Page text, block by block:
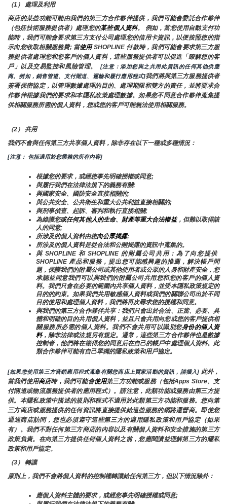
（1） 處理及利用
商店的某些功能可能由我們的第三方合作夥伴提供，我們可能會委託合作夥伴
（包括技術服務提供者）處理您的某些個人資料。 例如，當您使用自動支付功
能時，我們可能會要求第三方支付公司處理您的信用卡資訊，以便按照您的指
示向您收取相關服務費; 當使用 SHOPLINE 付款時，我們可能會要求第三方服
務提供者處理您和您客戶的個人資料，這些服務提供者可以促進「瞭解您的客
戶」以及交易監控和風險管理。
[注意：添加您與之共用此資訊的任何其他供應
商。例如，銷售管道、支付閘道、運輸和履行應用程式]我們將與第三方服務提供者
簽署保密協定，以管理數據處理的目的、處理期限和雙方的責任，並將要求合
作夥伴根據我們的要求和本隱私政策處理數據。如果您不同意合作夥伴蒐集提
供相關服務所需的個人資料，您或您的客戶可能無法使用相關服務。
（2） 共用
我們不會與任何第三方共享個人資料，除非存在以下一種或多種情況：
[注意： 包括適用於您業務的所有內容]
根據您的要求，或經您事先明確授權或同意;
與履行我們在法律法規下的義務有關;
與國家安全、國防安全直接相關的;
與公共安全、公共衛生和重大公共利益直接相關的;
與刑事偵查、起訴、審判和執行直接相關;
為維護您或任何其他人的生命、財產等重大合法權益，但難以取得該
人的同意;
所涉及的個人資料由您向公眾揭露;
所涉及的個人資料是從合法和公開揭露的資訊中蒐集的。
與 SHOPLINE 和 SHOPLINE 的附屬公司共用：為了向您提供
SHOPLINE 產品和服務，提出您可能感興趣的推薦，解決帳戶問
題，保護我們的附屬公司或其他使用者或公眾的人身和財產安全，您
承認並同意我們可以與我們的附屬公司共用您和您的客戶的個人資
料。我們只會在必要的範圍內共享個人資料，並受本隱私政策規定的
目的的約束。如果我們共用敏感個人資料或我們的關聯公司出於不同
目的使用和處理個人資料，我們將再次尋求您的授權和同意。
與我們的第三方合作夥伴共享：我們只會出於合法、正當、必要、具
體和明確的目的共用個人資料，並且只會共用向您或您的客戶提供相
關服務所必需的個人資料。我們不會共用可以識別您身份的個人資
料，除非法律或法規另有規定。通常，這些第三方合作夥伴也是數據
控制者，他們將在徵得您的同意后在自己的帳戶中處理個人資料。此
類合作夥伴可能有自己單獨的隱私政策和用戶協定。
[如果您使用第三方营銷應用程式蒐集有關您商店上買家活動的資訊，請插入] 此外，
當我們使用商店時， 我們可能會使用第三方功能或服務（包括Apps Store、支
付閘道或物流服務提供者的應用程式）。請注意，此類功能或服務由第三方提
供。本隱私政策中描述的規則和程式不適用於此類第三方功能和服務。您向第
三方商店或服務提供的任何資訊將直接提供給這些服務的網路運營商。即使您
通過商店訪問，您也必須遵守這些第三方的適用隱私政策和用戶協定（如果
有）。我們不對任何第三方商店的內容以及有關個人資料和安全措施的第三方
政策負責。在向第三方提供任何個人資料之前，您應閱讀並理解第三方的隱私
政策和用戶協定。
（3） 轉讓
原則上，我們不會將個人資料的控制權轉讓給任何第三方，但以下情況除外：
應個人資料主體的要求，或經您事先明確授權或同意;